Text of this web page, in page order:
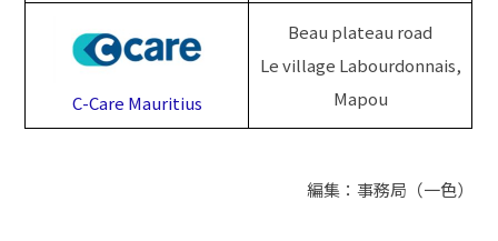
C-Care Mauritius
Beau plateau road
Le village Labourdonnais,
Mapou
編集：事務局（一色）